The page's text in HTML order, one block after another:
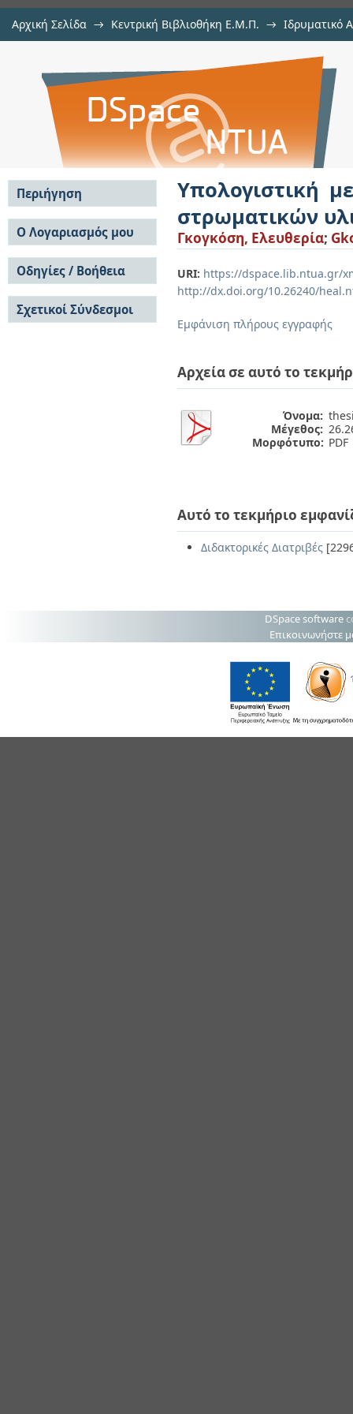
Αρχική Σελίδα → Κεντρική Βιβλιοθήκη Ε.Μ.Π. → Ιδρυματικό
Υπολογιστική μελέτη από
υλικών
Υπολογιστική
στρωματικών
Γκογκόση, Ελευθερία;
URI: https://dspace.lib.ntua.gr/
http://dx.doi.org/10.26240/
Εμφάνιση πλήρους εγγραφής
Αρχεία σε αυτό το
Όνομα:
Μέγεθος:
Μορφότυπο: PDF
Αυτό το τεκμήριο
Διδακτορικές Διατριβές
Περιήγηση
Σε όλο το DSpace
Κοινότητες & Συλλογές
Ανά Ημερομηνία
Έκδοσης
Συγγραφείς
Τίτλοι
Θέματα
Ο Λογαριασμός μου
Σύνδεση
Εγγραφή
Οδηγίες / Βοήθεια
Οδηγίες Υποβολής
Οδηγίες Χρήσης ΙΑ
Συχνές Ερωτήσεις
Σχετικοί Σύνδεσμοι
DSpace software
Επικοινωνήστε